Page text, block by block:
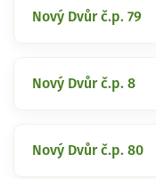
Nový Dvůr č.p. 79
Nový Dvůr č.p. 8
Nový Dvůr č.p. 80